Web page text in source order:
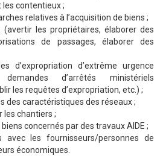
les contentieux ;
relatives à l’acquisition de biens ;
(avertir les propriétaires, élaborer des
de passages, élaborer des
d’expropriation d’extrême urgence
d’arrêtés ministériels
les requêtes d’expropriation, etc.) ;
des caractéristiques des réseaux ;
les chantiers ;
concernés par des travaux AIDE ;
avec les fournisseurs/personnes de
économiques.